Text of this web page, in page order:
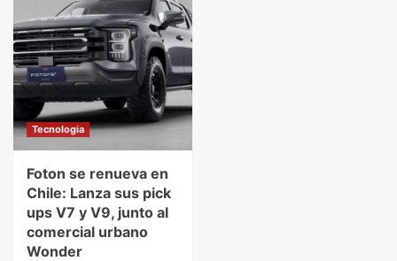
Tecnologia
Foton se renueva en
Chile: Lanza sus pick
ups V7 y V9, junto al
comercial urbano
Wonder